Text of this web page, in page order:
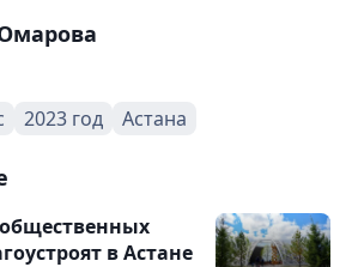
2023 год Астана
в Астане